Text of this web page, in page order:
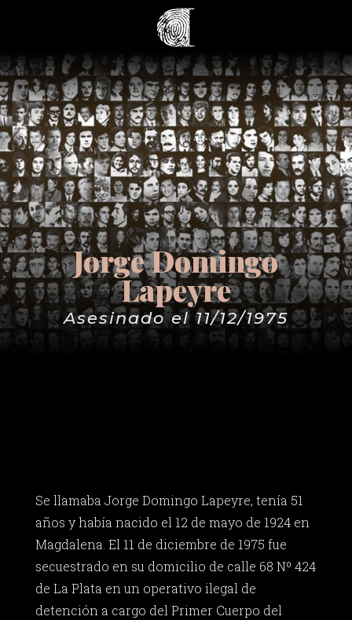
Jorge Domingo
Lapeyre
Asesinado el 11/12/1975
Se llamaba Jorge Domingo Lapeyre, tenía 51
años y había nacido el 12 de mayo de 1924 en
Magdalena. El 11 de diciembre de 1975 fue
secuestrado en su domicilio de calle 68 Nº 424
de La Plata en un operativo ilegal de
detención a cargo del Primer Cuerpo del